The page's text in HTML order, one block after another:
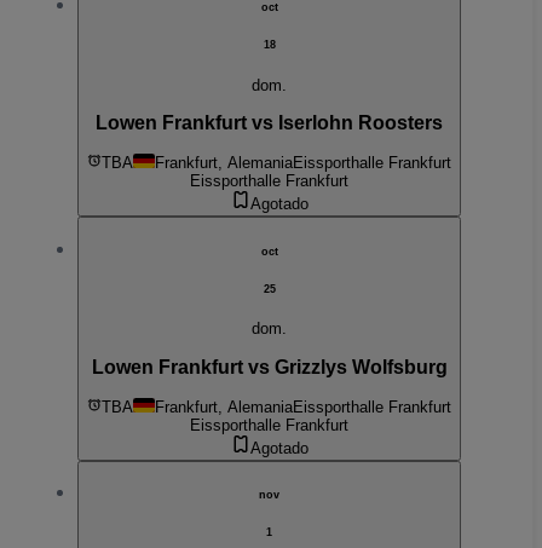
oct
18
dom.
Lowen Frankfurt vs Iserlohn Roosters
TBA Frankfurt, AlemaniaEissporthalle Frankfurt
Eissporthalle Frankfurt
Agotado
oct
25
dom.
Lowen Frankfurt vs Grizzlys Wolfsburg
TBA Frankfurt, AlemaniaEissporthalle Frankfurt
Eissporthalle Frankfurt
Agotado
nov
1